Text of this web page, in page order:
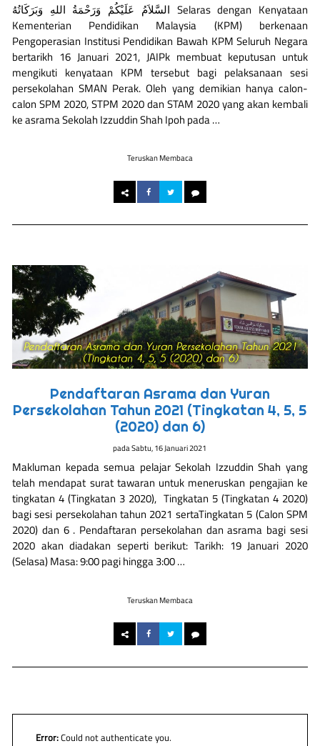
السَّلاَمُ عَلَيْكُمْ وَرَحْمَةُ اللهِ وَبَرَكَاتُهُ Selaras dengan Kenyataan
Kementerian Pendidikan Malaysia (KPM) berkenaan
Pengoperasian Institusi Pendidikan Bawah KPM Seluruh Negara
bertarikh 16 Januari 2021, JAIPk membuat keputusan untuk
mengikuti kenyataan KPM tersebut bagi pelaksanaan sesi
persekolahan SMAN Perak. Oleh yang demikian hanya calon-
calon SPM 2020, STPM 2020 dan STAM 2020 yang akan kembali
ke asrama Sekolah Izzuddin Shah Ipoh pada …
Teruskan Membaca
Pendaftaran Asrama dan Yuran
Persekolahan Tahun 2021 (Tingkatan 4, 5, 5
(2020) dan 6)
padaSabtu, 16 Januari 2021
Makluman kepada semua pelajar Sekolah Izzuddin Shah yang
telah mendapat surat tawaran untuk meneruskan pengajian ke
tingkatan 4 (Tingkatan 3 2020), Tingkatan 5 (Tingkatan 4 2020)
bagi sesi persekolahan tahun 2021 sertaTingkatan 5 (Calon SPM
2020) dan 6 . Pendaftaran persekolahan dan asrama bagi sesi
2020 akan diadakan seperti berikut: Tarikh: 19 Januari 2020
(Selasa) Masa: 9:00 pagi hingga 3:00 …
Teruskan Membaca
Error:Could not authenticate you.